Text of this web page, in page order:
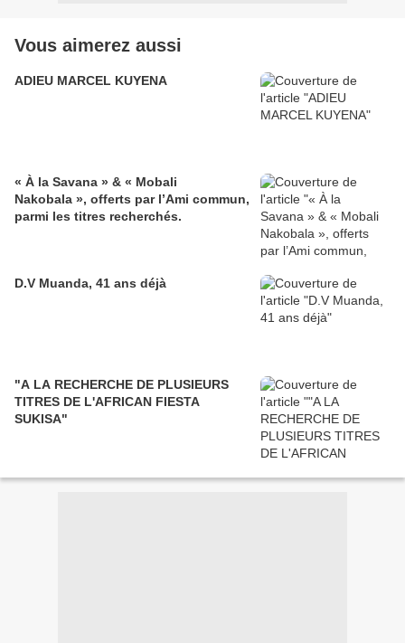
Vous aimerez aussi
ADIEU MARCEL KUYENA
« À la Savana » & « Mobali
Nakobala », offerts par l’Ami commun,
parmi les titres recherchés.
D.V Muanda, 41 ans déjà
"A LA RECHERCHE DE PLUSIEURS
TITRES DE L'AFRICAN FIESTA
SUKISA"